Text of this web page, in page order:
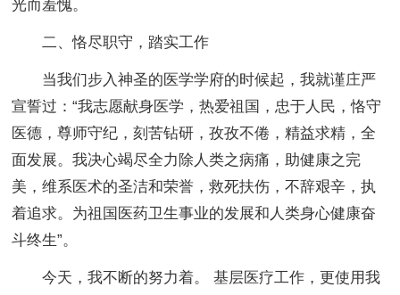
光而羞愧。
二、恪尽职守，踏实工作
当我们步入神圣的医学学府的时候起，我就谨庄严
宣誓过：“我志愿献身医学，热爱祖国，忠于人民，恪守
医德，尊师守纪，刻苦钻研，孜孜不倦，精益求精，全
面发展。我决心竭尽全力除人类之病痛，助健康之完
美，维系医术的圣洁和荣誉，救死扶伤，不辞艰辛，执
着追求。为祖国医药卫生事业的发展和人类身心健康奋
斗终生”。
今天，我不断的努力着。 基层医疗工作，更使用我